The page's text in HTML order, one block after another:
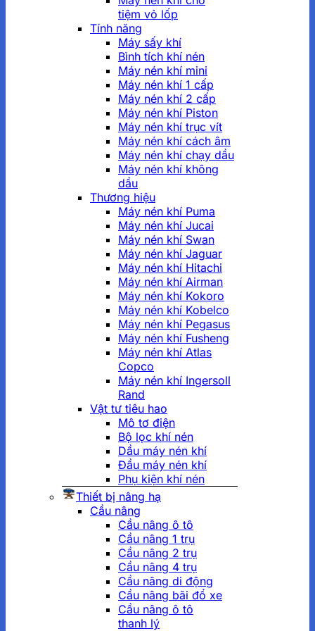
tiệm vỏ lốp
Tính năng
Máy sấy khí
Bình tích khí nén
Máy nén khí mini
Máy nén khí 1 cấp
Máy nén khí 2 cấp
Máy nén khí Piston
Máy nén khí trục vít
Máy nén khí cách âm
Máy nén khí chạy dầu
Máy nén khí không
dầu
Thương hiệu
Máy nén khí Puma
Máy nén khí Jucai
Máy nén khí Swan
Máy nén khí Jaguar
Máy nén khí Hitachi
Máy nén khí Airman
Máy nén khí Kokoro
Máy nén khí Kobelco
Máy nén khí Pegasus
Máy nén khí Fusheng
Máy nén khí Atlas
Copco
Máy nén khí Ingersoll
Rand
Vật tư tiêu hao
Mô tơ điện
Bộ lọc khí nén
Dầu máy nén khí
Đầu máy nén khí
Phụ kiện khí nén
Thiết bị nâng hạ
Cầu nâng
Cầu nâng ô tô
Cầu nâng 1 trụ
Cầu nâng 2 trụ
Cầu nâng 4 trụ
Cầu nâng di động
Cầu nâng bãi đổ xe
Cầu nâng ô tô
thanh lý